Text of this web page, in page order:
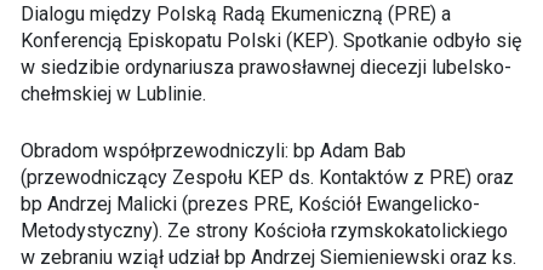
Dialogu między Polską Radą Ekumeniczną (PRE) a
Konferencją Episkopatu Polski (KEP). Spotkanie odbyło się
w siedzibie ordynariusza prawosławnej diecezji lubelsko-
chełmskiej w Lublinie.
Obradom współprzewodniczyli: bp Adam Bab
(przewodniczący Zespołu KEP ds. Kontaktów z PRE) oraz
bp Andrzej Malicki (prezes PRE, Kościół Ewangelicko-
Metodystyczny). Ze strony Kościoła rzymskokatolickiego
w zebraniu wziął udział bp Andrzej Siemieniewski oraz ks.